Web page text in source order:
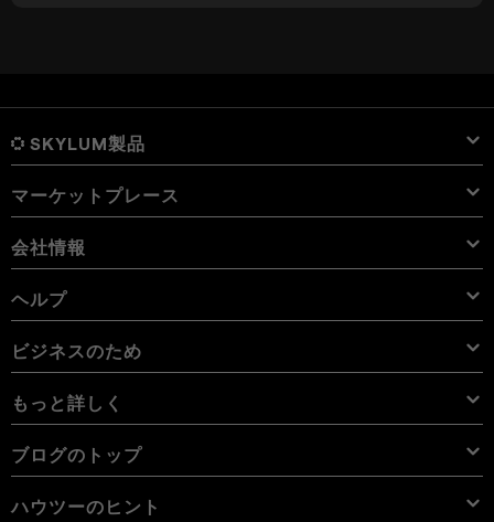
SKYLUM製品
Luminar Neo
価格
プロ ツール
使用例
代替ソフト
無料体験板
Luminar Neo User Guide
概要
iPad用 Luminar
iPhone用 Luminar
Vision Pro用 Luminar Neo
Luminar Mobile User Guide
Aperty
概要
価格
Aperty User Guide
オンライン ツール
オンライン編集ソフト
カラー パレット
マーケットプレース
プリセット
Lightroom プリセット
Luminar Neo パック
LUT
Luminar Neo LUT
Aperty LUT
オーバーレイを使用して新しいものを簡単に追加
テクスチャー
スカイオブジェクト
その他のソフトウェア
X メンバーシップ
空
電子書籍
コース
会社情報
会社概要
キャリア
アンバサダー
アフィリエイトプログラム
利用規約
プライバシーポリシー
ヘルプ
サポートへのお問い合わせ
FAQs
User Guide
Cookieの選択を変更する
ビジネスのため
ビジネスのため
ボリューム ライセンス
リセラー プログラム
もっと詳しく
ブログ
ハウツー
ブログのトップ
Manual Mode in Photography
ハウツーのヒント